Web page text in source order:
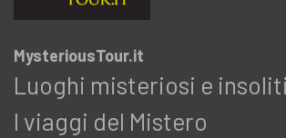
MysteriousTour.it
Luoghi misteriosi e
I viaggi del Mistero